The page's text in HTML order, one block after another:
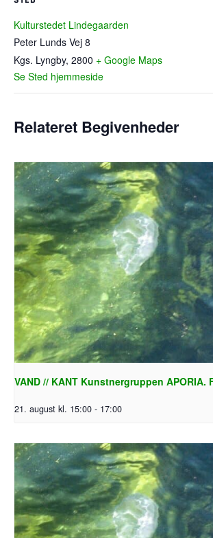
Kulturstedet Lindegaarden
Peter Lunds Vej 8
Kgs. Lyngby, 2800 + Google Maps
Se Sted hjemmeside
Relateret Begivenheder
VAND // KANT Kunstnergruppen APORIA.
21. august kl. 15:00 - 17:00